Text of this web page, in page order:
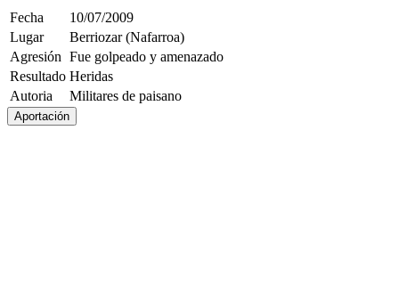
Fecha
10/07/2009
Lugar
Berriozar (Nafarroa)
Agresión Fue golpeado y amenazado
Resultado Heridas
Autoria
Militares de paisano